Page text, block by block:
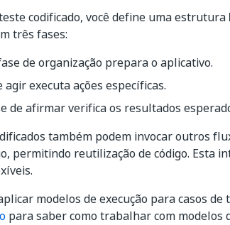
codificado, você define uma estrutura
três fases:
de organização prepara o aplicativo.
agir executa ações específicas.
de afirmar verifica os resultados
também podem invocar outros
permitindo reutilização de código. Esta
modelos de execução para casos de
para saber como trabalhar com modelos